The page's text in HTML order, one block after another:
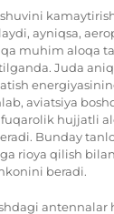
ayniqsa,
muhim aloqa
Juda
aviatsiya
hujjatli
Bunday
rioya qilish
beradi.
antennalar